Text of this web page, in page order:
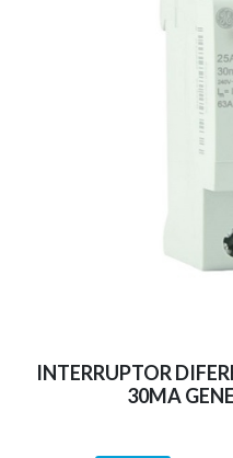
INTERRUPTOR
30MA